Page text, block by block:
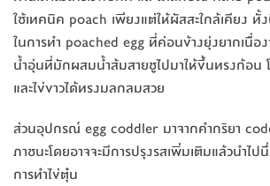
ใช้เทคนิค poach เพียงแต่ให้ผัสสะใกล้เคียง
ในการทำ poached egg ที่ค่อนข้างยุ่งยากเนื่อ
น้ำอุ่นที่มักผสมน้ำส้มสายชูไปมาให้ขึ้นทรงก้อน
และไข่ขาวได้ทรงมลกลมสวย
ส่วนอุปกรณ์ egg coddler มาจากคำกริยา
ภาชนะโดยอาจจะมีการปรุงรสเพิ่มเติมแล้วนำไ
การทำไข่ตุ๋น